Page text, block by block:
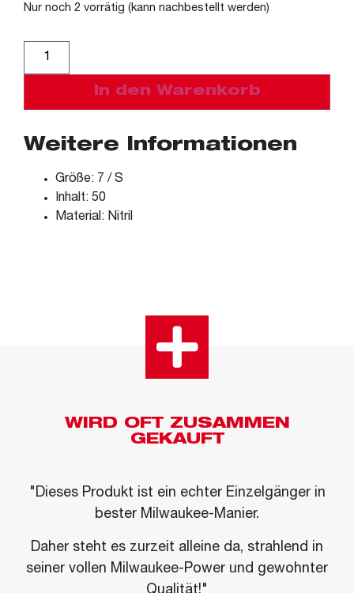
Nur noch 2 vorrätig (kann nachbestellt werden)
In den Warenkorb
Weitere Informationen
Größe: 7 / S
Inhalt: 50
Material: Nitril
WIRD OFT ZUSAMMEN
GEKAUFT
"Dieses Produkt ist ein echter Einzelgänger in
bester Milwaukee-Manier.
Daher steht es zurzeit alleine da, strahlend in
seiner vollen Milwaukee-Power und gewohnter